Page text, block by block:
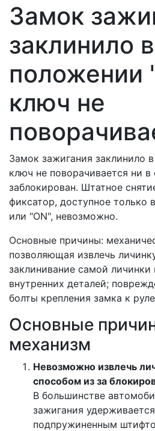
Замок
заклинило в
положении
ключ не
Замок зажигания заклинило
ключ не поворачивается ни в
заблокирован. Штатное
фиксатор, доступное только
или "ON", невозможно.
Основные причины:
позволяющая извлечь
заклинивание самой личинки
внутренних деталей;
болты крепления замка к
Основные
механизм
Невозможно извлечь
способом из за
В большинстве
зажигания
подпружиненным